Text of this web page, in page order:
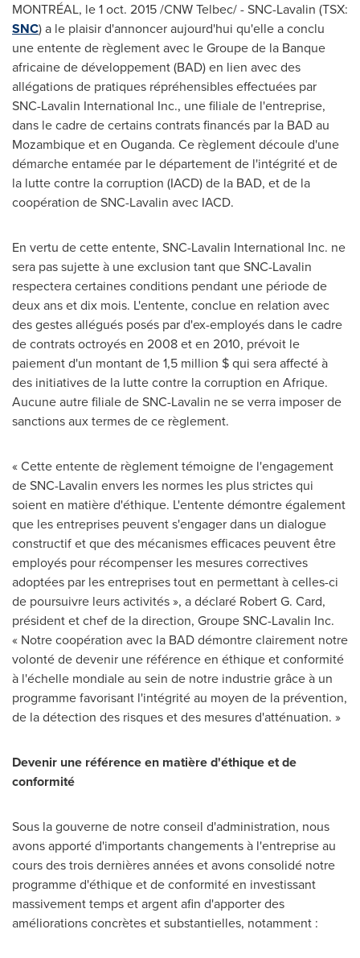
MONTRÉAL, le1 oct. 2015/CNW Telbec/ - SNC-Lavalin (TSX:
SNC) a le plaisir d'annoncer aujourd'hui qu'elle a conclu
une entente de règlement avec le Groupe de la Banque
africaine de développement (BAD) en lien avec des
allégations de pratiques répréhensibles effectuées par
SNC-Lavalin International Inc., une filiale de l'entreprise,
dans le cadre de certains contrats financés par la BAD au
Mozambiqueet en Ouganda. Ce règlement découle d'une
démarche entamée par le département de l'intégrité et de
la lutte contre la corruption (IACD) de la BAD, et de la
coopération de SNC-Lavalin avec IACD.
En vertu de cette entente, SNC-Lavalin International Inc. ne
sera pas sujette à une exclusion tant que SNC-Lavalin
respectera certaines conditions pendant une période de
deux ans et dix mois. L'entente, conclue en relation avec
des gestes allégués posés par d'ex-employés dans le cadre
de contrats octroyés en 2008 eten 2010, prévoit le
paiement d'un montant de 1,5 million $ qui sera affecté à
des initiatives de la lutte contre la corruption en Afrique.
Aucune autre filiale de SNC-Lavalin ne se verra imposer de
sanctions aux termes de ce règlement.
« Cette entente de règlement témoigne de l'engagement
de SNC-Lavalin envers les normes les plus strictes qui
soient en matière d'éthique. L'entente démontre également
que les entreprises peuvent s'engager dans un dialogue
constructif et que des mécanismes efficaces peuvent être
employés pour récompenser les mesures correctives
adoptées par les entreprises tout en permettant à celles-ci
de poursuivre leurs activités », a déclaré Robert G. Card,
président et chef de la direction, Groupe SNC-Lavalin Inc.
« Notre coopération avec la BAD démontre clairement notre
volonté de devenir une référence en éthique et conformité
à l'échelle mondiale au sein de notre industrie grâce à un
programme favorisant l'intégrité au moyen de la prévention,
de la détection des risques et des mesures d'atténuation. »
Devenir une référence en matière d'éthique et de
conformité
Sous la gouverne de notre conseil d'administration, nous
avons apporté d'importants changements à l'entreprise au
cours des trois dernières années et avons consolidé notre
programme d'éthique et de conformité en investissant
massivement temps et argent afin d'apporter des
améliorations concrètes et substantielles, notamment :